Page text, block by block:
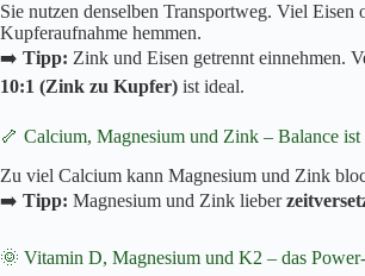
Sie nutzen denselben Transportweg. Viel Eisen
Kupferaufnahme hemmen.
➡️ Tipp: Zink und Eisen getrennt einnehmen.
10:1 (Zink zu Kupfer) ist ideal.
🦴 Calcium, Magnesium und Zink – Balance ist
Zu viel Calcium kann Magnesium und Zink
➡️ Tipp: Magnesium und Zink lieber
🌞 Vitamin D, Magnesium und K2 – das